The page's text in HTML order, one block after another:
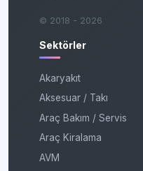
© 2018 - 2026
Sektörler
Akaryakıt
Aksesuar / Takı
Araç Bakım / Servis
Araç Kiralama
AVM